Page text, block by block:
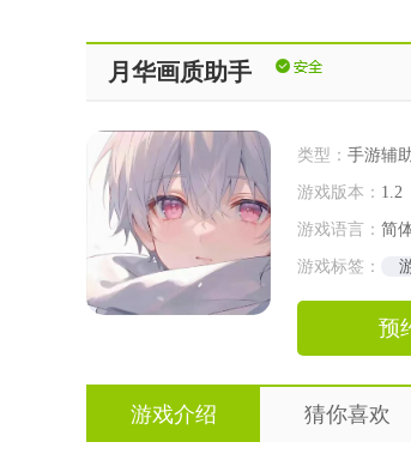
月华画质助手
类型： 手游辅
游戏版本： 1.2
游戏语言： 简
游戏标签：
预
游戏介绍 猜你喜欢